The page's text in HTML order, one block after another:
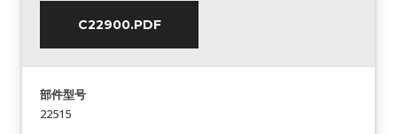
C22900.PDF
部件型号
22515